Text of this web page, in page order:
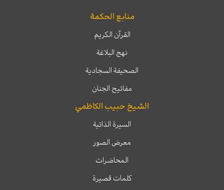
منابع الحكمة
القرآن الكريم
نهج البلاغة
الصحيفة السجادية
مفاتيح الجنان
الشيخ حبيب الكاظمي
السيرة الذاتية
معرض الصور
المحاضرات
كلمات قصيرة